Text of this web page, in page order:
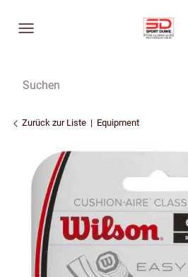
Zurück zur Liste Equipment